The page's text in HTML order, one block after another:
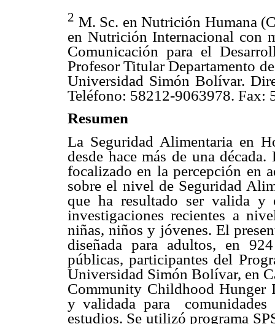
2 M. Sc. en Nutrición Humana
en Nutrición Internacional con
Comunicación para el
Profesor Titular Departamento
Universidad Simón Bolívar.
Teléfono: 58212-9063978. Fax:
Resumen
La Seguridad Alimentaria en
desde hace más de una
focalizado en la percepción en
sobre el nivel de Seguridad
que ha resultado ser valida y
investigaciones recientes a
niñas, niños y jóvenes. El
diseñada para adultos, en
públicas, participantes del
Universidad Simón Bolívar, en
Community Childhood Hunger
y validada para comunidades
estudios. Se utilizó programa